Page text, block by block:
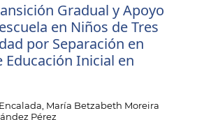
Gradual y Apoyo
en Niños de Tres
por Separación en
Inicial en
María Betzabeth Moreira
Pérez